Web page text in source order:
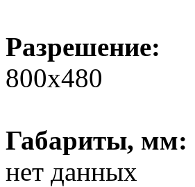
Разрешение:
800х480
Габариты, мм:
нет данных